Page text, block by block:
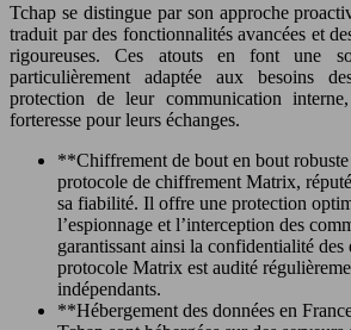
Tchap se distingue par son approche
traduit par des fonctionnalités avancées et
rigoureuses. Ces atouts en font une
particulièrement adaptée aux besoins
protection de leur communication
forteresse pour leurs échanges.
**Chiffrement de bout en bout
protocole de chiffrement Matrix,
sa fiabilité. Il offre une protection
l’espionnage et l’interception des
garantissant ainsi la confidentialité des
protocole Matrix est audité
indépendants.
**Hébergement des données en